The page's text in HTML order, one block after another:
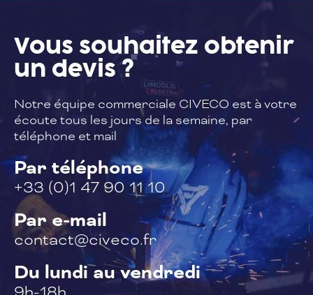
Vous souhaitez obtenir
un devis ?
Notre équipe commerciale CIVECO est àvotre
écoute tous les jours de la semaine, par
téléphone et mail
Par téléphone
+33 (0)1 47 90 11 10
Par e-mail
contact@civeco.fr
Du lundi au vendredi